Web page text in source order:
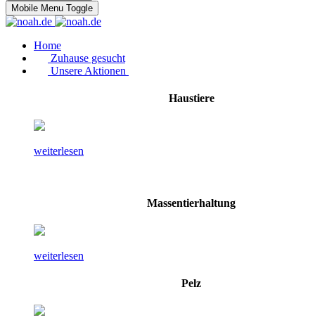
Mobile Menu Toggle
Home
Zuhause gesucht
Unsere Aktionen
Haustiere
weiterlesen
Massentierhaltung
weiterlesen
Pelz